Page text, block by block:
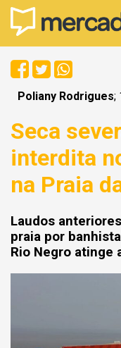
Poliany Rodrigues;
Seca
interdita
na Praia
Laudos
praia por
Rio Negro atinge